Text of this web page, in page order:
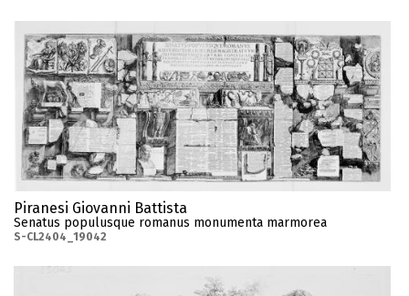
Piranesi Giovanni Battista
Senatus populusque romanus monumenta marmorea
S-CL2404_19042